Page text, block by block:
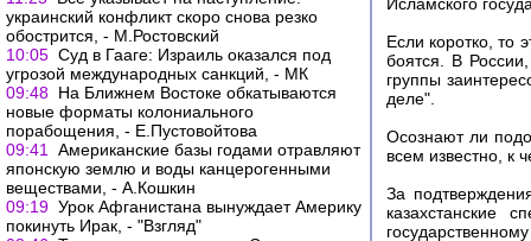
украинский конфликт скоро снова резко
обострится, - М.Ростовский
10:05 Суд в Гааге: Израиль оказался под
угрозой международных санкций, - МК
09:48 На Ближнем Востоке обкатываются
новые форматы колониального
порабощения, - Е.Пустовойтова
09:41
Американские базы годами отравляют
японскую землю и воды канцерогенными
веществами, - А.Кошкин
09:19 Урок Афганистана вынуждает Америку
покинуть Ирак, - "Взгляд"
Если коротко, то
боятся. В
группы
деле".
Осознают ли
всем известно, к
За
казахстанские